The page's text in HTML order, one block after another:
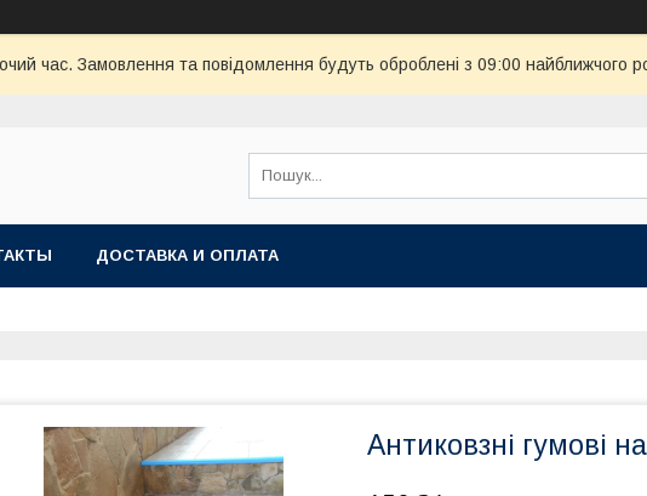
час. Замовлення та повідомлення будуть оброблені з 09:00 найближчого
ДОСТАВКА И ОПЛАТА
Антиковзні гумові